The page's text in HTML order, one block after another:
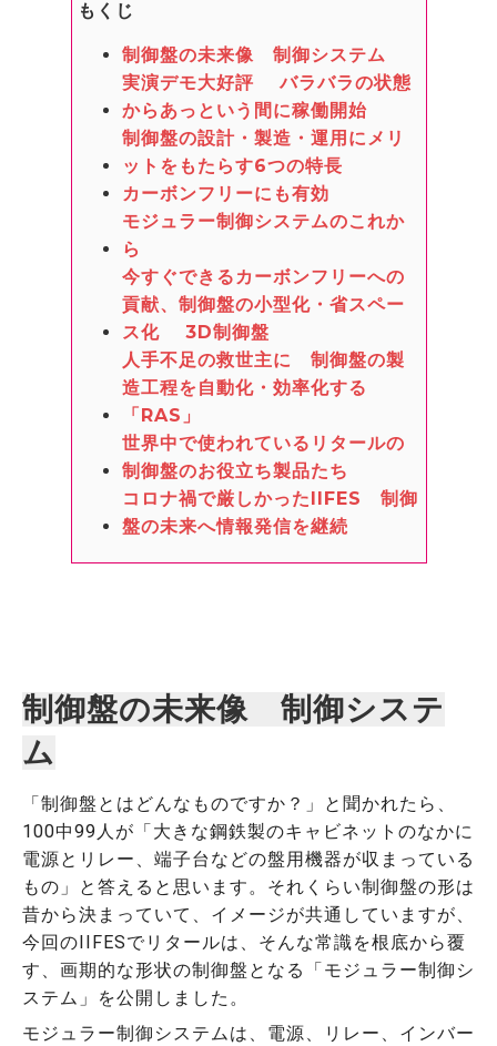
もくじ
制御盤の未来像 制御システム
実演デモ大好評 バラバラの状態
からあっという間に稼働開始
制御盤の設計・製造・運用にメリ
ットをもたらす6つの特長
カーボンフリーにも有効
モジュラー制御システムのこれか
ら
今すぐできるカーボンフリーへの
貢献、制御盤の小型化・省スペー
ス化 3D制御盤
人手不足の救世主に 制御盤の製
造工程を自動化・効率化する
「RAS」
世界中で使われているリタールの
制御盤のお役立ち製品たち
コロナ禍で厳しかったIIFES 制御
盤の未来へ情報発信を継続
制御盤の未来像 制御システ
ム
「制御盤とはどんなものですか？」と聞かれたら、
100中99人が「大きな鋼鉄製のキャビネットのなかに
電源とリレー、端子台などの盤用機器が収まっている
もの」と答えると思います。それくらい制御盤の形は
昔から決まっていて、イメージが共通していますが、
今回のIIFESでリタールは、そんな常識を根底から覆
す、画期的な形状の制御盤となる「モジュラー制御シ
ステム」を公開しました。
モジュラー制御システムは、電源、リレー、インバー